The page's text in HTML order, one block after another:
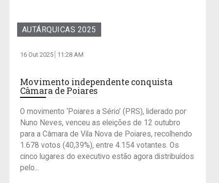
AUTÁRQUICAS 2025
16 Out 2025 11:28 AM
Movimento independente conquista
Câmara de Poiares
O movimento ‘Poiares a Sério’ (PRS), liderado por
Nuno Neves, venceu as eleições de 12 outubro
para a Câmara de Vila Nova de Poiares, recolhendo
1.678 votos (40,39%), entre 4.154 votantes. Os
cinco lugares do executivo estão agora distribuídos
pelo...